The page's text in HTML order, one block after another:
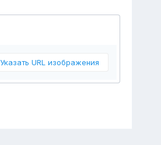
Указать URL изображения